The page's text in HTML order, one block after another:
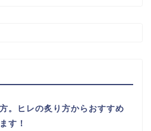
。ヒレの炙り方からおすすめ
す！